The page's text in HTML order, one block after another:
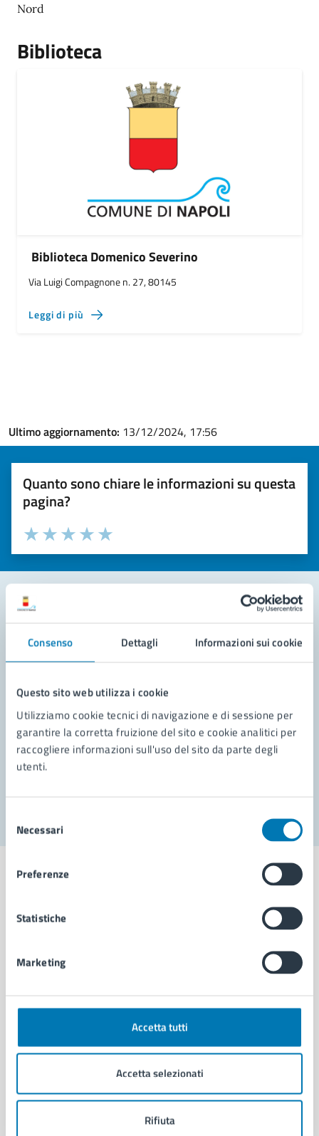
Consenso Dettagli Informazioni sui cookie
Questo sito web utilizza i cookie
Utilizziamo cookie tecnici di navigazione e di sessione per
garantire la corretta fruizione del sito e cookie analitici per
raccogliere informazioni sull'uso del sito da parte degli
utenti.
delNecessari
Preferenze
Statistiche
Marketing
Accetta tutti
Accetta selezionati
Rifiuta
Nord
Biblioteca
Biblioteca Domenico Severino
Via Luigi Compagnone n. 27, 80145
Leggi di più
Ultimo aggiornamento: 13/12/2024, 17:56
Quanto sono chiare le informazioni su questa
pagina?
Valuta la chiarezza delle informazioni (da 1 a 5 stelle)
Seleziona il numero di stelle per valutare la chiarezza delle
Valuta 5 stelle su 5
Valuta 4 stelle su 5
Valuta 3 stelle su 5
Valuta 2 stelle su 5
Valuta 1 stelle su 5
Leggi le domande frequenti
Richiedi assistenza
Prenota appuntamento
Problemi in città
Comune di Napoli
AMMINISTRAZIONE
Organi di governo
Enti e fondazioni
Personale amministrativo
Intranet, posta aziendale e protocollo